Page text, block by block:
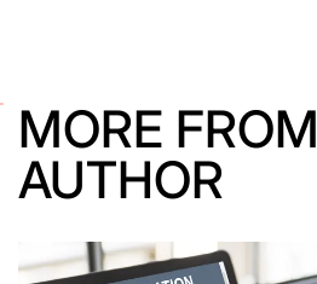
MORE FROM
AUTHOR